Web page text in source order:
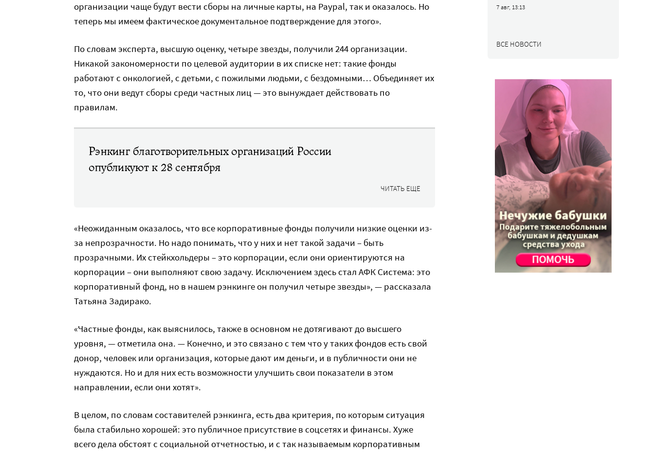
организации чаще будут вести сборы на личные карты, на Paypal, так и оказалось. Но
теперь мы имеем фактическое документальное подтверждение для этого».
По словам эксперта, высшую оценку, четыре звезды, получили 244 организации.
Никакой закономерности по целевой аудитории в их списке нет: такие фонды
работают с онкологией, с детьми, с пожилыми людьми, с бездомными… Объединяет их
то, что они ведут сборы среди частных лиц — это вынуждает действовать по
правилам.
Рэнкинг благотворительных организаций России
опубликуют к 28 сентября
ЧИТАТЬ ЕЩЕ
«Неожиданным оказалось, что все корпоративные фонды получили низкие оценки из-
за непрозрачности. Но надо понимать, что у них и нет такой задачи – быть
прозрачными. Их стейкхольдеры – это корпорации, если они ориентируются на
корпорации – они выполняют свою задачу. Исключением здесь стал АФК Система: это
корпоративный фонд, но в нашем рэнкинге он получил четыре звезды», — рассказала
Татьяна Задирако.
«Частные фонды, как выяснилось, также в основном не дотягивают до высшего
уровня, — отметила она. — Конечно, и это связано с тем что у таких фондов есть свой
донор, человек или организация, которые дают им деньги, и в публичности они не
нуждаются. Но и для них есть возможности улучшить свои показатели в этом
направлении, если они хотят».
В целом, по словам составителей рэнкинга, есть два критерия, по которым ситуация
была стабильно хорошей: это публичное присутствие в соцсетях и финансы. Хуже
всего дела обстоят с социальной отчетностью, и с так называемым корпоративным
7 авг, 13:13
ВСЕ НОВОСТИ